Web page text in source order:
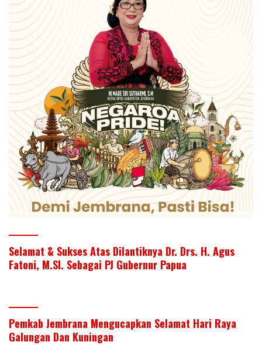
Selamat & Sukses Atas Dilantiknya Dr. Drs. H. Agus
Fatoni, M.SI. Sebagai PJ Gubernur Papua
Pemkab Jembrana Mengucapkan Selamat Hari Raya
Galungan Dan Kuningan